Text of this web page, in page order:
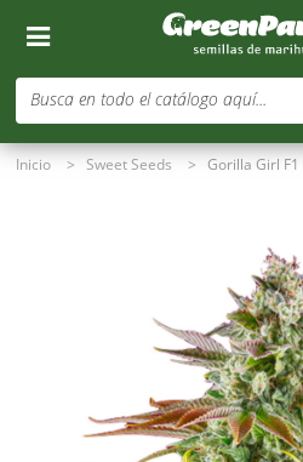
Busca en todo el catálogo aquí...
Inicio > Sweet Seeds > Gorilla Girl